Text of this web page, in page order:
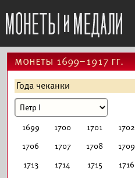
монеты 1699–1917 гг.
Года чеканки
1699 1700 1701 1702
1706
1707 1708 1709
1713
1714 1715 1716